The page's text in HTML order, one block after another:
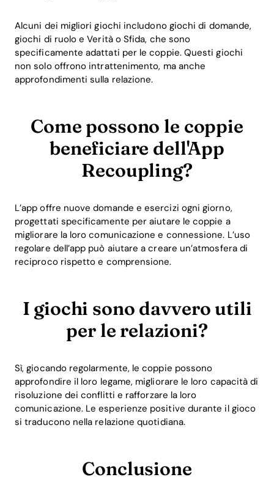
Alcuni dei migliori giochi includono giochi di domande,
giochi di ruolo e Verità o Sfida, che sono
specificamente adattati per le coppie. Questi giochi
non solo offrono intrattenimento, ma anche
approfondimenti sulla relazione.
Come possono le coppie
beneficiare dell'App
Recoupling?
L’app offre nuove domande e esercizi ogni giorno,
progettati specificamente per aiutare le coppie a
migliorare la loro comunicazione e connessione. L’uso
regolare dell’app può aiutare a creare un’atmosfera di
reciproco rispetto e comprensione.
I giochi sono davvero utili
per le relazioni?
Sì, giocando regolarmente, le coppie possono
approfondire il loro legame, migliorare le loro capacità di
risoluzione dei conflitti e rafforzare la loro
comunicazione. Le esperienze positive durante il gioco
si traducono nella relazione quotidiana.
Conclusione